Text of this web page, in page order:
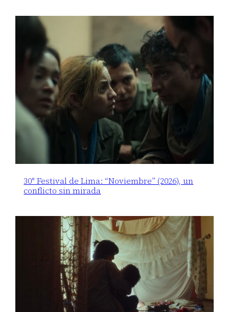
30° Festival de Lima: “Noviembre” (2026), un
conflicto sin mirada